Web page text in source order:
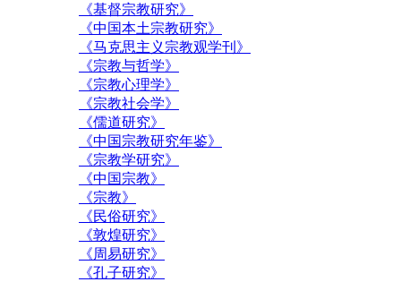
《基督宗教研究》
《中国本土宗教研究》
《马克思主义宗教观学刊》
《宗教与哲学》
《宗教心理学》
《宗教社会学》
《儒道研究》
《中国宗教研究年鉴》
《宗教学研究》
《中国宗教》
《宗教》
《民俗研究》
《敦煌研究》
《周易研究》
《孔子研究》